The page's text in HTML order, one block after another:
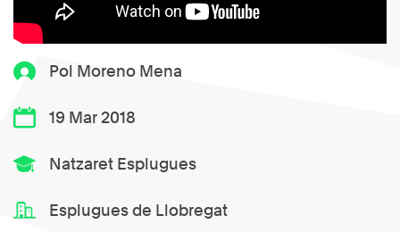
Pol Moreno Mena
19 Mar 2018
Natzaret Esplugues
Esplugues de Llobregat